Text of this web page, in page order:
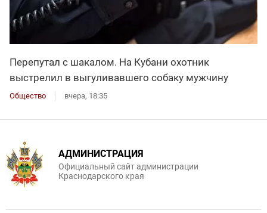
Перепутал с шакалом. На Кубани охотник
выстрелил в выгуливавшего собаку мужчину
Общество вчера, 18:35
АДМИНИСТРАЦИЯ
Официальный сайт администрации
Краснодарского края